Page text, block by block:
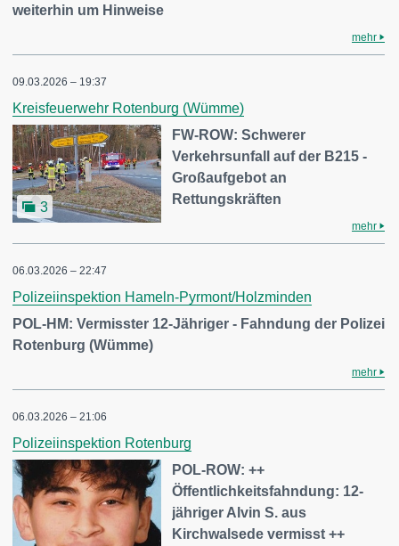
weiterhin um Hinweise
mehr
09.03.2026 – 19:37
Kreisfeuerwehr Rotenburg (Wümme)
3
FW-ROW: Schwerer
Verkehrsunfall auf der B215 -
Großaufgebot an
Rettungskräften
mehr
06.03.2026 – 22:47
Polizeiinspektion Hameln-Pyrmont/Holzminden
POL-HM: Vermisster 12-Jähriger - Fahndung der Polizei
Rotenburg (Wümme)
mehr
06.03.2026 – 21:06
Polizeiinspektion Rotenburg
POL-ROW: ++
Öffentlichkeitsfahndung: 12-
jähriger Alvin S. aus
Kirchwalsede vermisst ++